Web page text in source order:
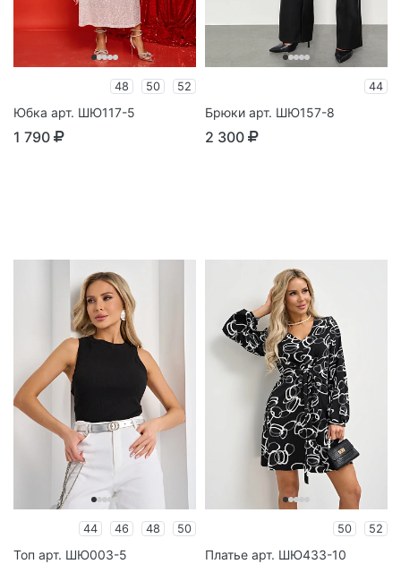
48 50 52
Юбка арт. ШЮ117-5
1 790
44
Брюки арт. ШЮ157-8
2 300
44 46 48 50
Топ арт. ШЮ003-5
50 52
Платье арт. ШЮ433-10